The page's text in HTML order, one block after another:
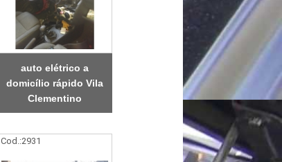
auto elétrico a
domicílio rápido Vila
Clementino
Cod.:2931